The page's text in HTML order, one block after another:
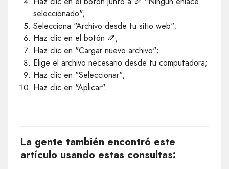
seleccionado";
Selecciona "Archivo desde tu sitio web";
Haz clic en el botón
;
Haz clic en "Cargar nuevo archivo";
Elige el archivo necesario desde tu computadora;
Haz clic en "Seleccionar";
Haz clic en "Aplicar".
La gente también encontró este
artículo usando estas consultas: